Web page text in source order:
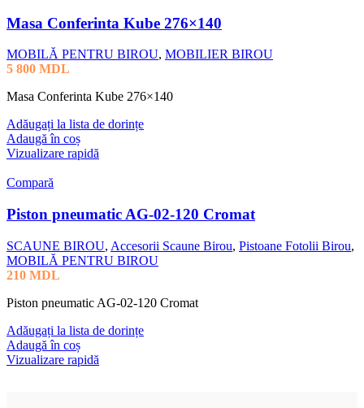
Masa Conferinta Kube 276×140
MOBILĂ PENTRU BIROU, MOBILIER BIROU
5 800 MDL
Masa Conferinta Kube 276×140
Adăugați la lista de dorințe
Adaugă în coș
Vizualizare rapidă
Compară
Piston pneumatic AG-02-120 Cromat
SCAUNE BIROU, Accesorii Scaune Birou, Pistoane Fotolii Birou,
MOBILĂ PENTRU BIROU
210 MDL
Piston pneumatic AG-02-120 Cromat
Adăugați la lista de dorințe
Adaugă în coș
Vizualizare rapidă